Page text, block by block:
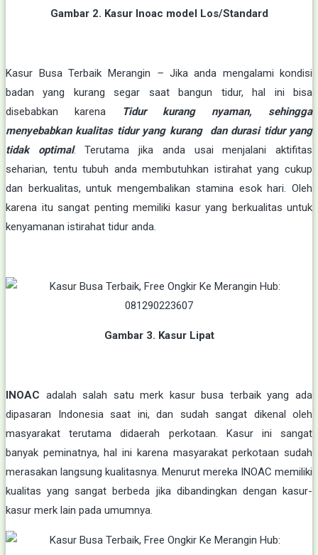
Gambar 2. Kasur Inoac model Los/Standard
Kasur Busa Terbaik Merangin – Jika anda mengalami kondisi
badan yang kurang segar saat bangun tidur, hal ini bisa
disebabkan karena
Tidur kurang nyaman, sehingga
menyebabkan kualitas tidur yang kurang dan durasi tidur yang
tidak optimal. Terutama jika anda usai menjalani aktifitas
seharian, tentu tubuh anda membutuhkan istirahat yang cukup
dan berkualitas, untuk mengembalikan stamina esok hari. Oleh
karena itu sangat penting memiliki kasur yang berkualitas untuk
kenyamanan istirahat tidur anda.
Gambar 3. Kasur Lipat
INOAC adalah salah satu merk kasur busa terbaik yang ada
dipasaran Indonesia saat ini, dan sudah sangat dikenal oleh
masyarakat terutama didaerah perkotaan. Kasur ini sangat
banyak peminatnya, hal ini karena masyarakat perkotaan sudah
merasakan langsung kualitasnya. Menurut mereka INOAC memiliki
kualitas yang sangat berbeda jika dibandingkan dengan kasur-
kasur merk lain pada umumnya.